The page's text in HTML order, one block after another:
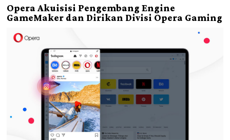
Opera Akuisisi Pengembang Engine
GameMaker dan Dirikan Divisi Opera Gaming